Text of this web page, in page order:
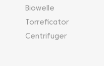
Biowelle
Torreficator
Centrifuger